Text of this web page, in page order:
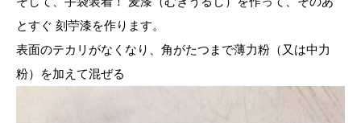
とすぐ 刻苧漆を作ります。
表面のテカリがなくなり、角がたつまで薄力粉（又は中力
粉）を加えて混ぜる